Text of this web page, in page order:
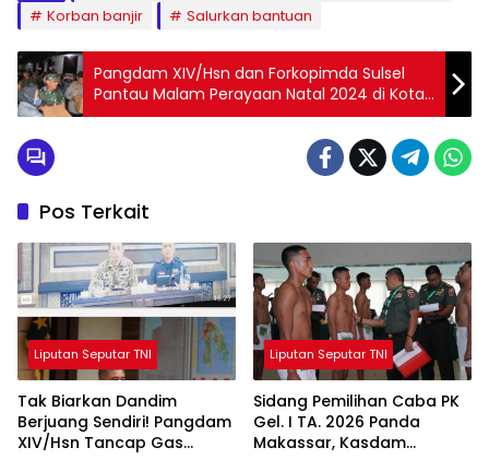
Korban banjir
Salurkan bantuan
Pangdam XIV/Hsn dan Forkopimda Sulsel
Pantau Malam Perayaan Natal 2024 di Kota
Makassar
Pos Terkait
Liputan Seputar TNI
Tak Biarkan Dandim
Berjuang Sendiri! Pangdam
XIV/Hsn Tancap Gas
Liputan Seputar TNI
Sidang Pemilihan Caba PK
Gel. I TA. 2026 Panda
Makassar, Kasdam